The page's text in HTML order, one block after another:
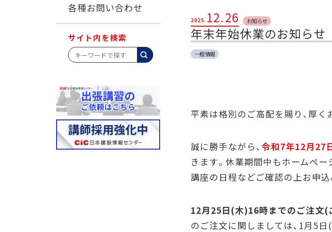
各種お問い合わせ
サイト内を検索 年末年始休業のお知らせ
2025. 12.26 お知らせ
一般情報
平素は格別のご高配を賜り、厚く
誠に勝手ながら、 令和7年12月27
きます。休業期間中もホームペ
講座の日程などご確認の上お申込
12月25日(木)16時までのご注文(
のご注文に関しましては、1月5